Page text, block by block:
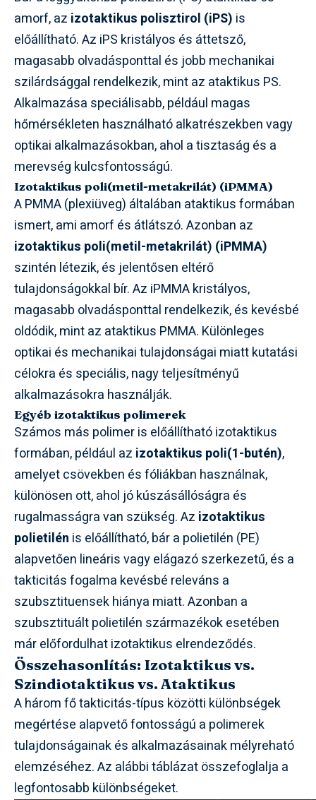
amorf, az izotaktikus polisztirol (iPS) is
előállítható. Az iPS kristályos és áttetsző,
magasabb olvadásponttal és jobb mechanikai
szilárdsággal rendelkezik, mint az ataktikus PS.
Alkalmazása speciálisabb, például magas
hőmérsékleten használható alkatrészekben vagy
optikai alkalmazásokban, ahol a tisztaság és a
merevség kulcsfontosságú.
Izotaktikus poli(metil-metakrilát) (iPMMA)
A PMMA (plexiüveg) általában ataktikus formában
ismert, ami amorf és átlátszó. Azonban az
izotaktikus poli(metil-metakrilát) (iPMMA)
szintén létezik, és jelentősen eltérő
tulajdonságokkal bír. Az iPMMA kristályos,
magasabb olvadásponttal rendelkezik, és kevésbé
oldódik, mint az ataktikus PMMA. Különleges
optikai és mechanikai tulajdonságai miatt kutatási
célokra és speciális, nagy teljesítményű
alkalmazásokra használják.
Egyéb izotaktikus polimerek
Számos más polimer is előállítható izotaktikus
formában, például az izotaktikus poli(1-butén),
amelyet csövekben és fóliákban használnak,
különösen ott, ahol jó kúszásállóságra és
rugalmasságra van szükség. Az izotaktikus
polietilén is előállítható, bár a polietilén (PE)
alapvetően lineáris vagy elágazó szerkezetű, és a
takticitás fogalma kevésbé releváns a
szubsztituensek hiánya miatt. Azonban a
szubsztituált polietilén származékok esetében
már előfordulhat izotaktikus elrendeződés.
Összehasonlítás: Izotaktikus vs.
Szindiotaktikus vs. Ataktikus
A három fő takticitás-típus közötti különbségek
megértése alapvető fontosságú a polimerek
tulajdonságainak és alkalmazásainak mélyreható
elemzéséhez. Az alábbi táblázat összefoglalja a
legfontosabb különbségeket.